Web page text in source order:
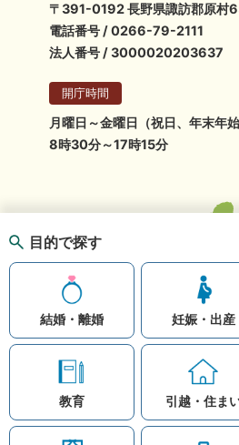
目的で探す
結婚・離婚 妊娠・出産
教育 引越・住ま
〒391-0192 長野県諏訪郡原村
電話番号 / 0266-79-2111
法人番号 / 3000020203637
開庁時間
月曜日～金曜日（祝日、年末年始
8時30分～17時15分